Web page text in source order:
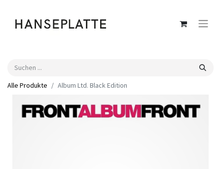
Alle Produkte Album Ltd. Black Edition